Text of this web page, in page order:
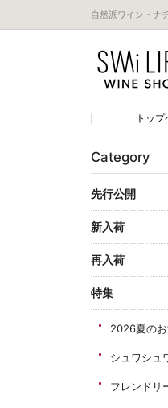
自然派ワイン・ナ
トッ
Category
先行公開
新入荷
再入荷
特集
2026夏の
シュワシュ
フレンドリ